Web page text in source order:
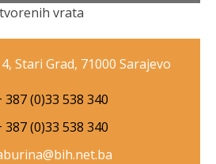
vrata
Stari Grad, 71000 Sarajevo
387 (0)33 538 340
387 (0)33 538 340